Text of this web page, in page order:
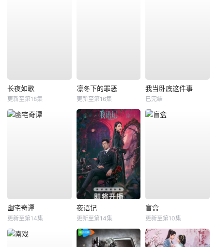
长夜如歌
更新至第18集
凛冬下的罪恶
更新至第16集
我当卧底这件事
已完结
幽宅奇谭
更新至第14集
夜语记
更新至第14集
盲盒
更新至第10集